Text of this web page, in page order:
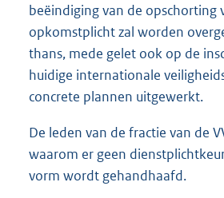
beëindiging van de opschorting
opkomstplicht zal worden
thans, mede gelet ook op de
huidige internationale
concrete plannen uitgewerkt.
De leden van de fractie van de
waarom er geen
vorm wordt gehandhaafd.